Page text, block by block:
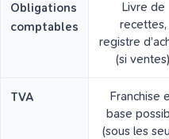
Obligations
comptables
Livre de
recettes,
registre
(si ventes)
TVA
Franchise
base
(sous les